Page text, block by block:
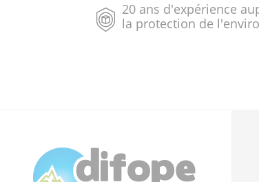
20 ans d'expérience
la protection de